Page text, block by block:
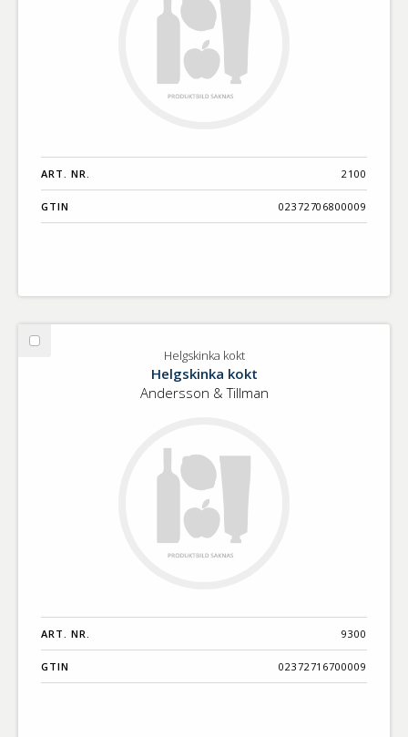
ART. NR. 2100
GTIN 02372706800009
Välj
Helgskinka kokt
Helgskinka kokt
Andersson & Tillman
ART. NR. 9300
GTIN 02372716700009